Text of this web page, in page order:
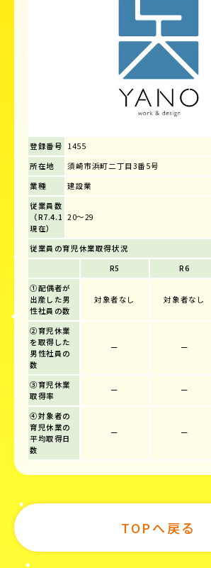
登録番号 1455
所在地
須崎市浜町二丁目3番5号
業種
建設業
従業員数
（R7.4.1
現在）
20～29
従業員の育児休業取得状況
R5
R6
①配偶者が
出産した男
性社員の数
対象者なし 対象者なし
②育児休業
を取得した
男性社員の
数
ー ー
③育児休業
取得率
ー ー
④対象者の
育児休業の
平均取得日
数
ー ー
TOPへ戻る